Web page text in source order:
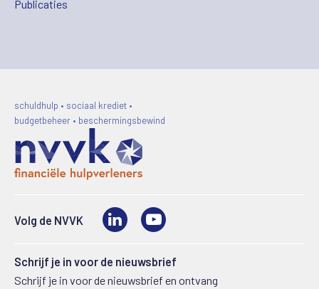
Publicaties
schuldhulp • sociaal krediet •
budgetbeheer • beschermingsbewind
Volg de NVVK LinkedIn
Schrijf je in voor de nieuwsbrief
Schrijf je in voor de nieuwsbrief en ontvang